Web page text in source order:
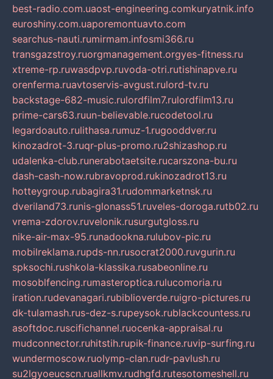
best-radio.com.uaost-engineering.comkuryatnik.info
euroshiny.com.uaporemontuavto.com
searchus-nauti.rumirmam.infosmi366.ru
transgazstroy.ruorgmanagement.orgyes-fitness.ru
xtreme-rp.ruwasdpvp.ruvoda-otri.rutishinapve.ru
orenferma.ruavtoservis-avgust.rulord-tv.ru
backstage-682-music.rulordfilm7.rulordfilm13.ru
prime-cars63.ruun-believable.rucodetool.ru
legardoauto.rulithasa.rumuz-1.rugooddver.ru
kinozadrot-3.ruqr-plus-promo.ru2shizashop.ru
udalenka-club.runerabotaetsite.rucarszona-bu.ru
dash-cash-now.rubravoprod.rukinozadrot13.ru
hotteygroup.rubagira31.rudommarketnsk.ru
dveriland73.runis-glonass51.ruveles-doroga.rutb02.ru
vrema-zdorov.ruvelonik.rusurgutgloss.ru
nike-air-max-95.runadookna.rulubov-pic.ru
mobilreklama.rupds-nn.rusocrat2000.ruvgurin.ru
spksochi.rushkola-klassika.rusabeonline.ru
mosoblfencing.rumasteroptica.rulucomoria.ru
iration.rudevanagari.rubiblioverde.ruigro-pictures.ru
dk-tulamash.rus-dez-s.rupeysok.rublackcountess.ru
asoftdoc.ruscifichannel.ruocenka-appraisal.ru
mudconnector.ruhitstih.rupik-finance.ruvip-surfing.ru
wundermoscow.ruolymp-clan.rudr-pavlush.ru
su2lgyoeucscn.ruallkmv.rudhgfd.rutesotomeshell.ru